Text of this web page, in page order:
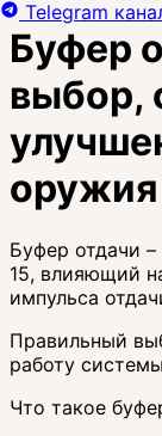
Буфер
выбор,
оружия
Буфер отдачи
15, влияющий
импульса
Правильный
работу
Что такое
Telegram